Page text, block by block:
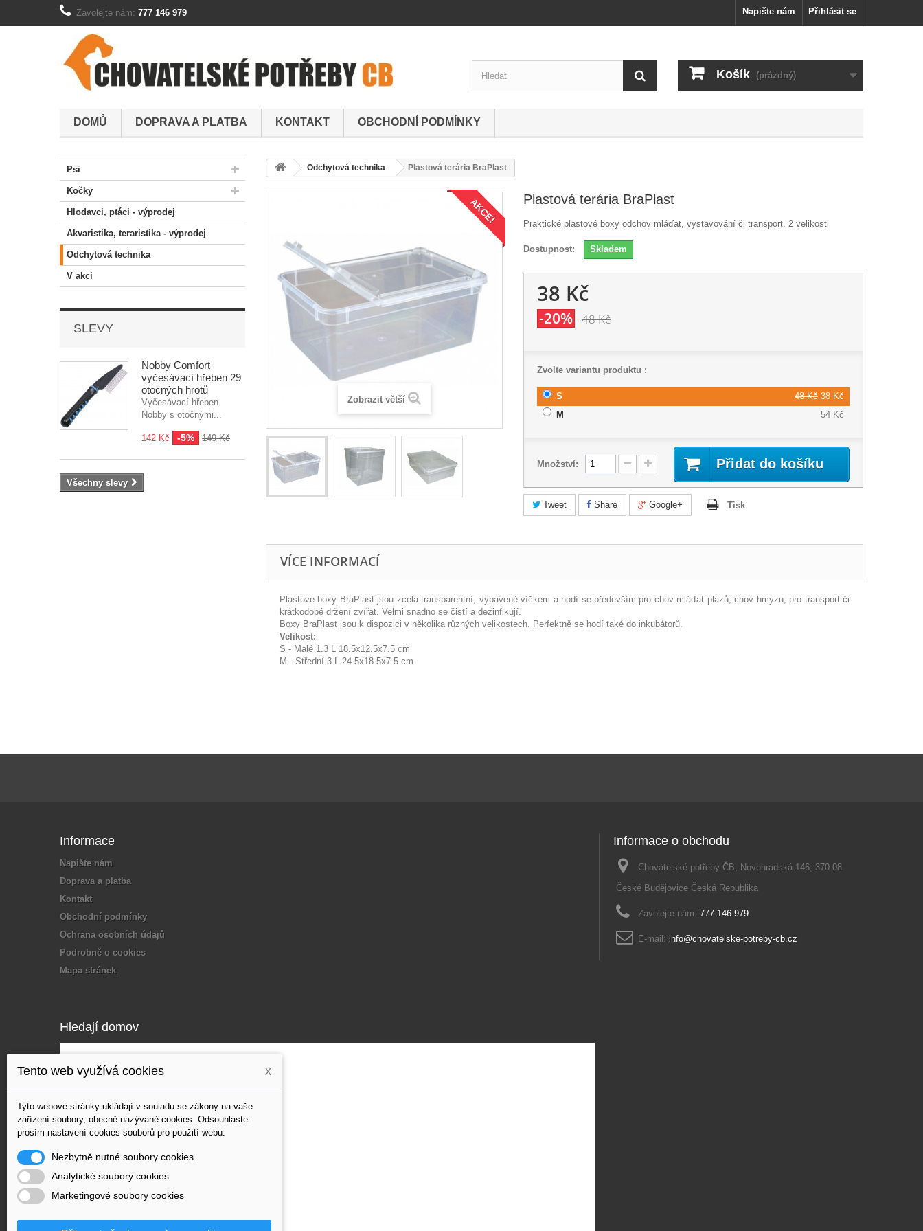
Přihlásit se
Napište nám
Zavolejte nám: 777 146 979
Košík (prázdný)
DOMŮ DOPRAVA A PLATBA KONTAKT OBCHODNÍ PODMÍNKY
Psi
Kočky
Hlodavci, ptáci - výprodej
Akvaristika, teraristika - výprodej
Odchytová technika
V akci
SLEVY
Nobby Comfort
vyčesávací hřeben 29
otočných hrotů
Vyčesávací hřeben
Nobby s otočnými...
142 Kč -5% 149 Kč
Všechny slevy
Odchytová technika Plastová terária BraPlast
AKCE!
Zobrazit větší
Plastová terária BraPlast
Praktické plastové boxy odchov mláďat, vystavování či transport. 2 velikosti
Dostupnost: Skladem
38 Kč
-20% 48 Kč
Zvolte variantu produktu :
S 48 Kč38 Kč
M
54 Kč
Množství: Přidat do košíku
Tweet Share Google+ Tisk
VÍCE INFORMACÍ
Plastové boxy BraPlast jsou zcela transparentní, vybavené víčkem a hodí se především pro chov mláďat plazů, chov hmyzu, pro transport či
krátkodobé držení zvířat. Velmi snadno se čistí a dezinfikují.
Boxy BraPlast jsou k dispozici v několika různých velikostech. Perfektně se hodí také do inkubátorů.
Velikost:
S - Malé 1.3 L 18.5x12.5x7.5 cm
M - Střední 3 L 24.5x18.5x7.5 cm
Informace
Napište nám
Doprava a platba
Kontakt
Obchodní podmínky
Ochrana osobních údajů
Podrobně o cookies
Mapa stránek
Informace o obchodu
Chovatelské potřeby ČB, Novohradská 146, 370 08
České Budějovice Česká Republika
Zavolejte nám: 777 146 979
E-mail: info@chovatelske-potreby-cb.cz
Hledají domov
Tento web využívá cookies x
Tyto webové stránky ukládají v souladu se zákony na vaše
zařízení soubory, obecně nazývané cookies. Odsouhlaste
prosím nastavení cookies souborů pro použití webu.
Nezbytně nutné soubory cookies
Analytické soubory cookies
Marketingové soubory cookies